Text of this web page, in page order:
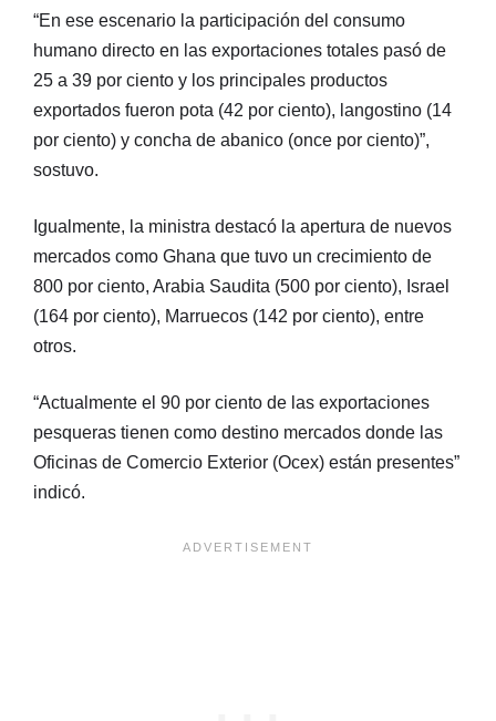
“En ese escenario la participación del consumo
humano directo en las exportaciones totales pasó de
25 a 39 por ciento y los principales productos
exportados fueron pota (42 por ciento), langostino (14
por ciento) y concha de abanico (once por ciento)”,
sostuvo.
Igualmente, la ministra destacó la apertura de nuevos
mercados como Ghana que tuvo un crecimiento de
800 por ciento, Arabia Saudita (500 por ciento), Israel
(164 por ciento), Marruecos (142 por ciento), entre
otros.
“Actualmente el 90 por ciento de las exportaciones
pesqueras tienen como destino mercados donde las
Oficinas de Comercio Exterior (Ocex) están presentes”
indicó.